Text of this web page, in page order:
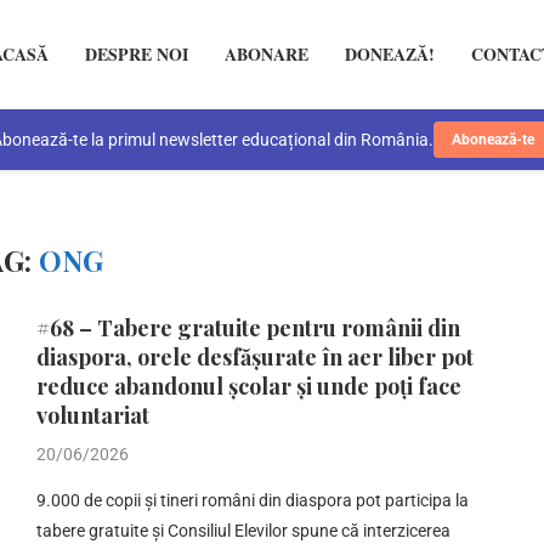
DESPRE NOI ABONARE DONEAZĂ!
te la primul newsletter educațional din România. Abonează-te
ONG
#68 – Tabere gratuite pentru românii din
diaspora, orele desfășurate în aer liber pot
reduce abandonul școlar și unde poți face
voluntariat
20/06/2026
9.000 de copii și tineri români din diaspora pot participa la
tabere gratuite și Consiliul Elevilor spune că interzicerea